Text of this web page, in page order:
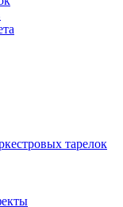
тарелок